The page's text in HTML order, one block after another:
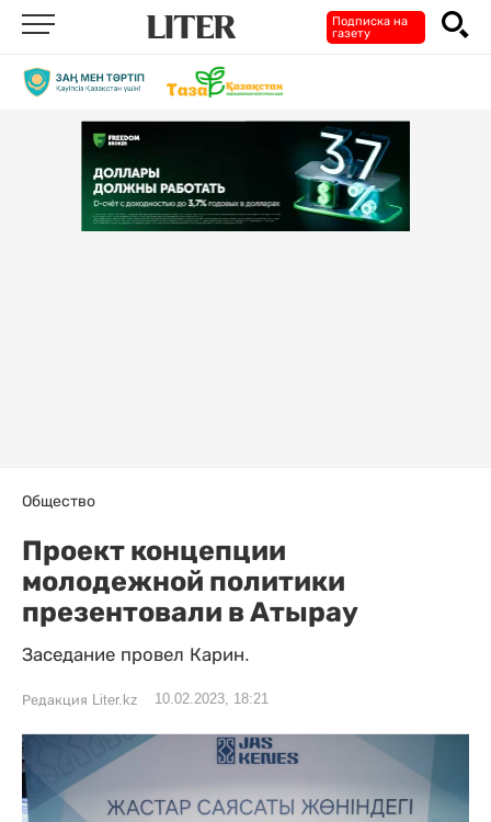
Подписка на
газету
Общество
Проект концепции
молодежной политики
презентовали в Атырау
Заседание провел Карин.
Редакция Liter.kz 10.02.2023, 18:21